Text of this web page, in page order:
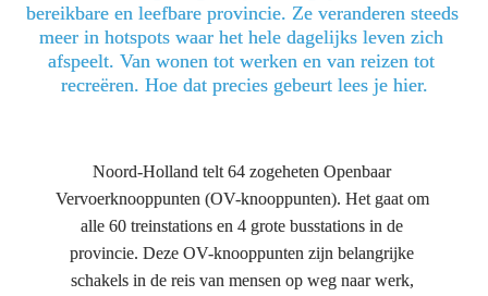
bereikbare en leefbare provincie. Ze veranderen steeds
meer in hotspots waar het hele dagelijks leven zich
afspeelt. Van wonen tot werken en van reizen tot
recreëren. Hoe dat precies gebeurt lees je hier.
Noord-Holland telt 64 zogeheten Openbaar
Vervoerknooppunten (OV-knooppunten). Het gaat om
alle 60 treinstations en 4 grote busstations in de
provincie. Deze OV-knooppunten zijn belangrijke
schakels in de reis van mensen op weg naar werk,